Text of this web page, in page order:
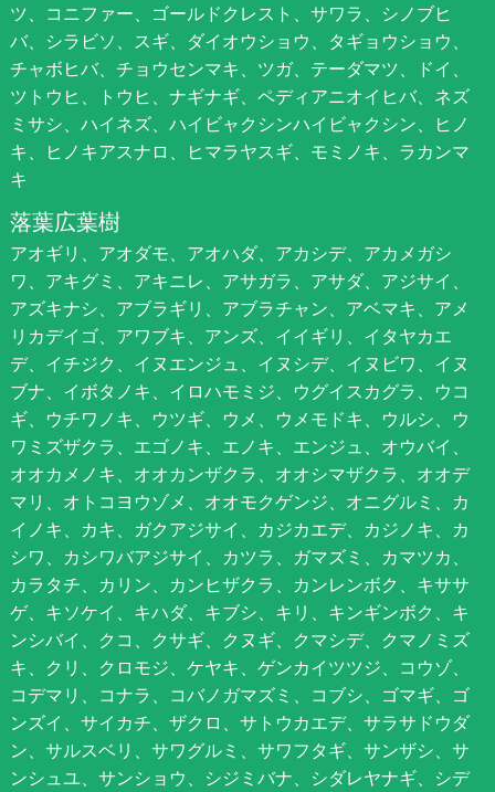
ツ、コニファー、ゴールドクレスト、サワラ、シノブヒ
バ、シラビソ、スギ、ダイオウショウ、タギョウショウ、
チャボヒバ、チョウセンマキ、ツガ、テーダマツ、ドイ、
ツトウヒ、トウヒ、ナギナギ、ペディアニオイヒバ、ネズ
ミサシ、ハイネズ、ハイビャクシンハイビャクシン、ヒノ
キ、ヒノキアスナロ、ヒマラヤスギ、モミノキ、ラカンマ
キ
落葉広葉樹
アオギリ、アオダモ、アオハダ、アカシデ、アカメガシ
ワ、アキグミ、アキニレ、アサガラ、アサダ、アジサイ、
アズキナシ、アブラギリ、アブラチャン、アベマキ、アメ
リカデイゴ、アワブキ、アンズ、イイギリ、イタヤカエ
デ、イチジク、イヌエンジュ、イヌシデ、イヌビワ、イヌ
ブナ、イボタノキ、イロハモミジ、ウグイスカグラ、ウコ
ギ、ウチワノキ、ウツギ、ウメ、ウメモドキ、ウルシ、ウ
ワミズザクラ、エゴノキ、エノキ、エンジュ、オウバイ、
オオカメノキ、オオカンザクラ、オオシマザクラ、オオデ
マリ、オトコヨウゾメ、オオモクゲンジ、オニグルミ、カ
イノキ、カキ、ガクアジサイ、カジカエデ、カジノキ、カ
シワ、カシワバアジサイ、カツラ、ガマズミ、カマツカ、
カラタチ、カリン、カンヒザクラ、カンレンボク、キササ
ゲ、キソケイ、キハダ、キブシ、キリ、キンギンボク、キ
ンシバイ、クコ、クサギ、クヌギ、クマシデ、クマノミズ
キ、クリ、クロモジ、ケヤキ、ゲンカイツツジ、コウゾ、
コデマリ、コナラ、コバノガマズミ、コブシ、ゴマギ、ゴ
ンズイ、サイカチ、ザクロ、サトウカエデ、サラサドウダ
ン、サルスベリ、サワグルミ、サワフタギ、サンザシ、サ
ンシュユ、サンショウ、シジミバナ、シダレヤナギ、シデ